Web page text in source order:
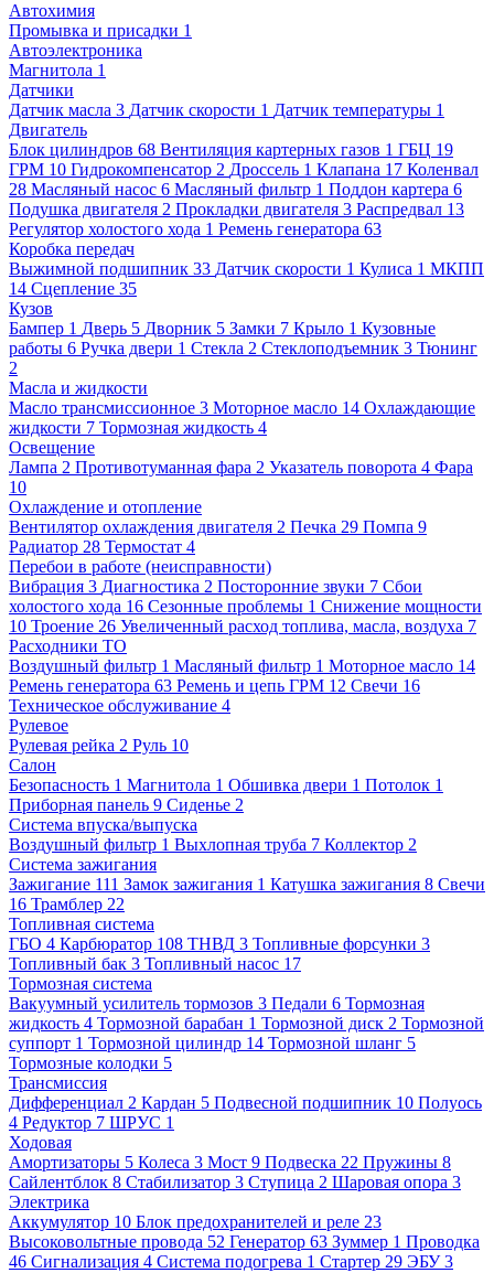
Автохимия
Промывка и присадки 1
Автоэлектроника
Магнитола 1
Датчики
Датчик масла 3 Датчик скорости 1 Датчик температуры 1
Двигатель
Блок цилиндров 68 Вентиляция картерных газов 1 ГБЦ 19
ГРМ 10 Гидрокомпенсатор 2 Дроссель 1 Клапана 17 Коленвал
28 Масляный насос 6 Масляный фильтр 1 Поддон картера 6
Подушка двигателя 2 Прокладки двигателя 3 Распредвал 13
Регулятор холостого хода 1 Ремень генератора 63
Коробка передач
Выжимной подшипник 33 Датчик скорости 1 Кулиса 1 МКПП
14 Сцепление 35
Кузов
Бампер 1 Дверь 5 Дворник 5 Замки 7 Крыло 1 Кузовные
работы 6 Ручка двери 1 Стекла 2 Стеклоподъемник 3 Тюнинг
2
Масла и жидкости
Масло трансмиссионное 3 Моторное масло 14 Охлаждающие
жидкости 7 Тормозная жидкость 4
Освещение
Лампа 2 Противотуманная фара 2 Указатель поворота 4 Фара
10
Охлаждение и отопление
Вентилятор охлаждения двигателя 2 Печка 29 Помпа 9
Радиатор 28 Термостат 4
Перебои в работе (неисправности)
Вибрация 3 Диагностика 2 Посторонние звуки 7 Сбои
холостого хода 16 Сезонные проблемы 1 Снижение мощности
10 Троение 26 Увеличенный расход топлива, масла, воздуха 7
Расходники ТО
Воздушный фильтр 1 Масляный фильтр 1 Моторное масло 14
Ремень генератора 63 Ремень и цепь ГРМ 12 Свечи 16
Техническое обслуживание 4
Рулевое
Рулевая рейка 2 Руль 10
Салон
Безопасность 1 Магнитола 1 Обшивка двери 1 Потолок 1
Приборная панель 9 Сиденье 2
Система впуска/выпуска
Воздушный фильтр 1 Выхлопная труба 7 Коллектор 2
Система зажигания
Зажигание 111 Замок зажигания 1 Катушка зажигания 8 Свечи
16 Трамблер 22
Топливная система
ГБО 4 Карбюратор 108 ТНВД 3 Топливные форсунки 3
Топливный бак 3 Топливный насос 17
Тормозная система
Вакуумный усилитель тормозов 3 Педали 6 Тормозная
жидкость 4 Тормозной барабан 1 Тормозной диск 2 Тормозной
суппорт 1 Тормозной цилиндр 14 Тормозной шланг 5
Тормозные колодки 5
Трансмиссия
Дифференциал 2 Кардан 5 Подвесной подшипник 10 Полуось
4 Редуктор 7 ШРУС 1
Ходовая
Амортизаторы 5 Колеса 3 Мост 9 Подвеска 22 Пружины 8
Сайлентблок 8 Стабилизатор 3 Ступица 2 Шаровая опора 3
Электрика
Аккумулятор 10 Блок предохранителей и реле 23
Высоковольтные провода 52 Генератор 63 Зуммер 1 Проводка
46 Сигнализация 4 Система подогрева 1 Стартер 29 ЭБУ 3